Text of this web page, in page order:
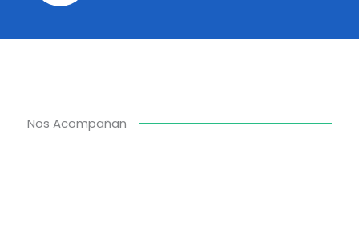
Nos Acompañan